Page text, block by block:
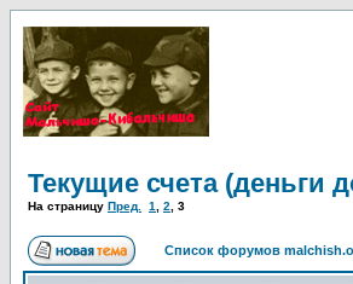
Текущие счета (деньги
На страницу Пред. 1 2 3
Список форумов